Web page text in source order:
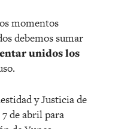
momentos
debemos sumar
unidos los
y Justicia de
de abril para